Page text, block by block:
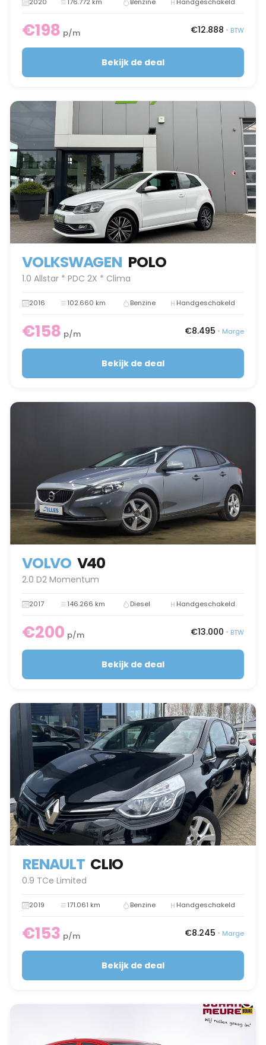
2020 176.772 km Benzine Handgeschakeld
€198 p/m €12.888 • BTW
Bekijk de deal
VOLKSWAGEN POLO
1.0 Allstar * PDC 2X * Clima
2016 102.660 km Benzine Handgeschakeld
€158 p/m €8.495 • Marge
Bekijk de deal
VOLVO V40
2.0 D2 Momentum
2017 146.266 km Diesel Handgeschakeld
€200 p/m €13.000 • BTW
Bekijk de deal
RENAULT CLIO
0.9 TCe Limited
2019 171.061 km Benzine Handgeschakeld
€153 p/m €8.245 • Marge
Bekijk de deal